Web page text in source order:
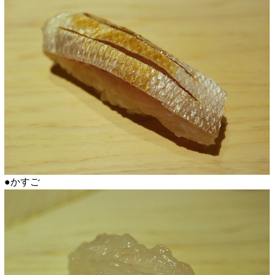
●かすご